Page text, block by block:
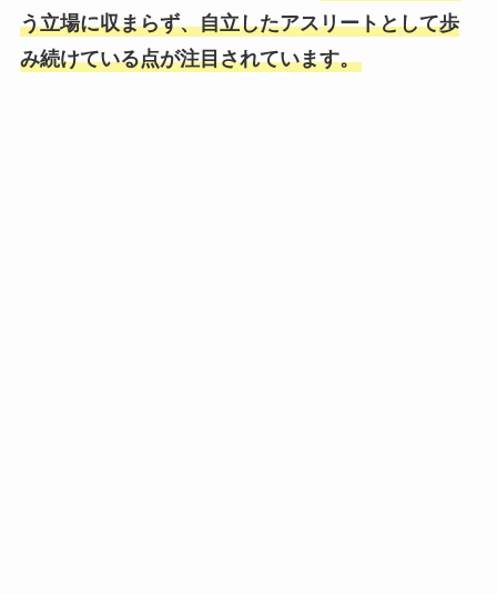
う立場に収まらず、自立したアスリートとして歩
み続けている点が注目されています。